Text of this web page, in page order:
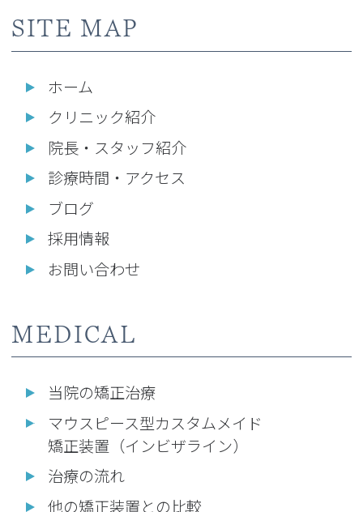
SITE MAP
ホーム
クリニック紹介
院長・スタッフ紹介
診療時間・アクセス
ブログ
採用情報
お問い合わせ
MEDICAL
当院の矯正治療
マウスピース型カスタムメイド
矯正装置（インビザライン）
治療の流れ
他の矯正装置との比較